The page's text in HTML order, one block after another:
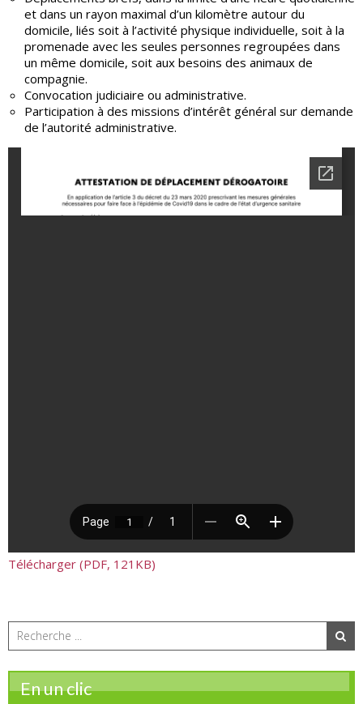
et dans un rayon maximal d’un kilomètre autour du
domicile, liés soit à l’activité physique individuelle, soit à la
promenade avec les seules personnes regroupées dans
un même domicile, soit aux besoins des animaux de
compagnie.
Convocation judiciaire ou administrative.
Participation à des missions d’intérêt général sur demande
de l’autorité administrative.
Télécharger (PDF, 121KB)
En un clic